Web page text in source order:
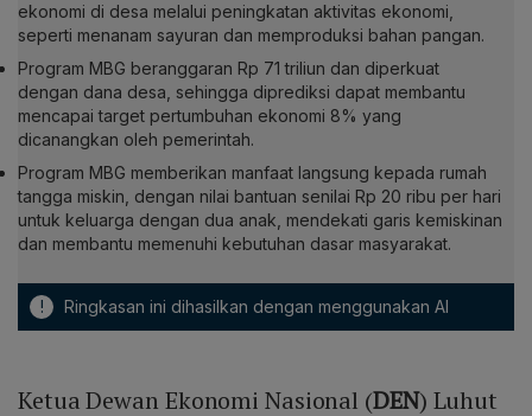
ekonomi di desa melalui peningkatan aktivitas ekonomi,
seperti menanam sayuran dan memproduksi bahan pangan.
Program MBG beranggaran Rp 71 triliun dan diperkuat
dengan dana desa, sehingga diprediksi dapat membantu
mencapai target pertumbuhan ekonomi 8% yang
dicanangkan oleh pemerintah.
Program MBG memberikan manfaat langsung kepada rumah
tangga miskin, dengan nilai bantuan senilai Rp 20 ribu per hari
untuk keluarga dengan dua anak, mendekati garis kemiskinan
dan membantu memenuhi kebutuhan dasar masyarakat.
! Ringkasan ini dihasilkan dengan menggunakan AI
Ketua Dewan Ekonomi Nasional (DEN) Luhut